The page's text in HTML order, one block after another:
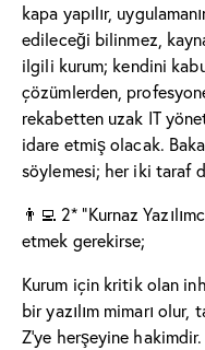
kapa yapılır,
edileceği bilinmez,
ilgili kurum; kendini
çözümlerden,
rekabetten uzak IT
idare etmiş olacak.
söylemesi; her iki taraf
👨‍💻 2* “Kurnaz
etmek gerekirse;
Kurum için kritik olan
bir yazılım mimarı olur,
Z’ye herşeyine